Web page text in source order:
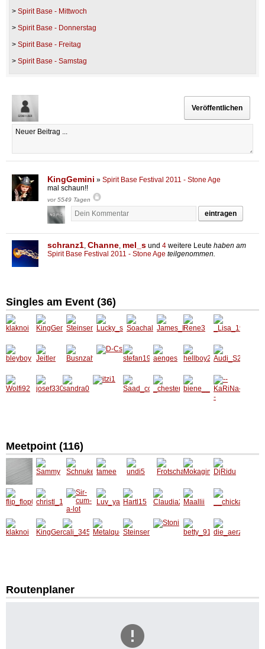
> Spirit Base - Mittwoch
> Spirit Base - Donnerstag
> Spirit Base - Freitag
> Spirit Base - Samstag
KingGemini » Spirit Base Festival 2011 - Stone Age
mal schaun!!
vor 5549 Tagen
eintragen
schranz1, Channe, mel_s und 4 weitere Leute haben am
Spirit Base Festival 2011 - Stone Age teilgenommen.
Singles am Event (36)
klaknoi
KingGe
mini
Steinse
mmerl
Lucky_
strike
Soacha
l
James
_Bond
Rene3
_Lisa_1
992
bleyboy Jeitler
Busnza
hauer
D-Cs
stefan1
9822
aenges
hellboy
21
Audi_S
2
Meetpoint (116)
Unbeka
Sammy
Schnuk
elchen
tamee undi5
Frotsch
a
Mokagi
na
DjRidu
flip_flop
02
christl_
1985s1
Sir-
cum-a-
lot
Luv_ya Hartl15
Claudia
2400
Maallii
__chick
a2__
Routenplaner